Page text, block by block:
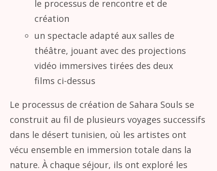
le processus de rencontre et de
création
un spectacle adapté aux salles de
théâtre, jouant avec des projections
vidéo immersives tirées des deux
films ci-dessus
Le processus de création de Sahara Souls se
construit au fil de plusieurs voyages successifs
dans le désert tunisien, où les artistes ont
vécu ensemble en immersion totale dans la
nature. À chaque séjour, ils ont exploré les